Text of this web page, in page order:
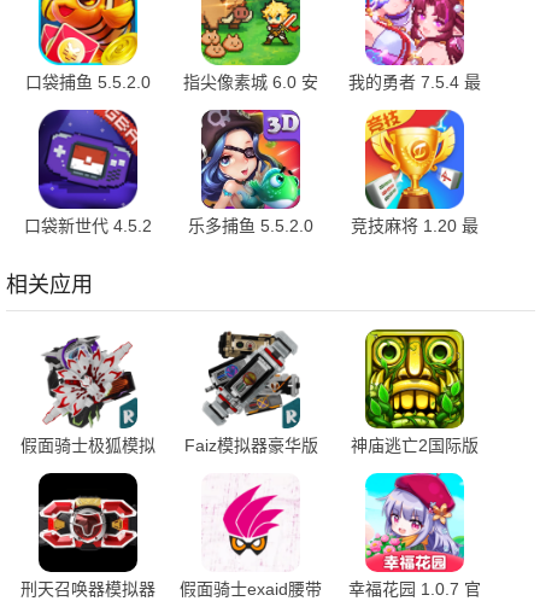
口袋捕鱼 5.5.2.0
最新版
指尖像素城 6.0 安
卓版
我的勇者 7.5.4 最
新版
口袋新世代 4.5.2
乐多捕鱼 5.5.2.0
竞技麻将 1.20 最
相关应用
假面骑士极狐模拟
器豪华版 1.6.32 安
卓版
Faiz模拟器豪华版
1.1 安卓版
神庙逃亡2国际版
1.130.0 手机版
刑天召唤器模拟器
假面骑士exaid腰带
幸福花园 1.0.7 官